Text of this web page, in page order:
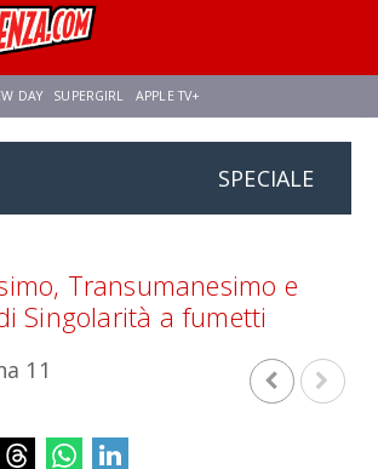
DAY SUPERGIRL APPLE TV+
AVENGERS: DOOMSDAY STAR TREK
SPECIALE
Transumanesimo e
Singolarità a fumetti
11